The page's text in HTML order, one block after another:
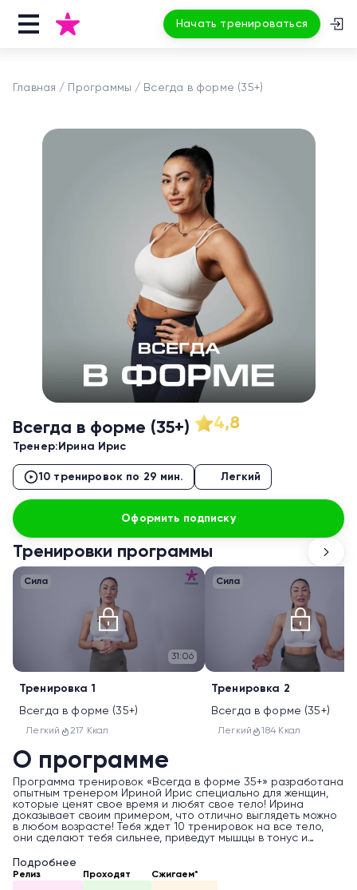
Начать тренироваться
Главная Программы Всегда в форме (35+)
Всегда в форме (35+) 4,8
Тренер: Ирина Ирис
10 тренировок по 29 мин. Легкий
Оформить подписку
Тренировки программы
Сила
31:06
Тренировка 1
Всегда в форме (35+)
Легкий 217 Ккал
Сила
Тренировка 2
Всегда в форме (35+)
Легкий 184 Ккал
О программе
Программа тренировок «Всегда в форме 35+» разработана
опытным тренером Ириной Ирис специально для женщин,
которые ценят свое время и любят свое тело! Ирина
доказывает своим примером, что отлично выглядеть можно
в любом возрасте! Тебя ждет 10 тренировок на все тело,
они сделают тебя сильнее, приведут мышцы в тонус и
Приобрести инвентарь для тренировки
магазине FitStarsилина Озон.
Подробнее
Релиз Проходят Сжигаем*